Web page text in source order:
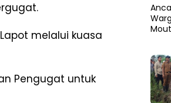
melalui kuasa
Pengugat untuk